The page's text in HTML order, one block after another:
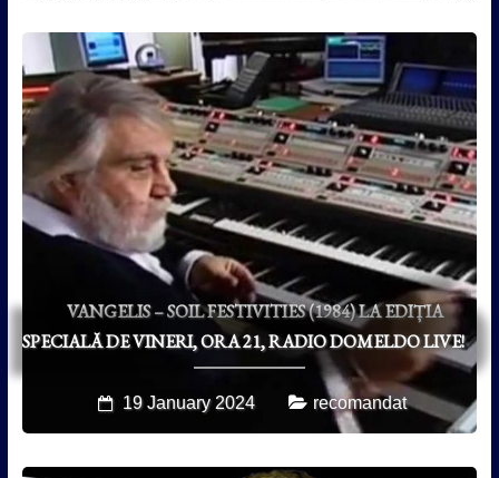
VANGELIS – SOIL FESTIVITIES (1984) LA EDIȚIA
SPECIALĂ DE VINERI, ORA 21, RADIO DOMELDO LIVE!
19 January 2024 recomandat